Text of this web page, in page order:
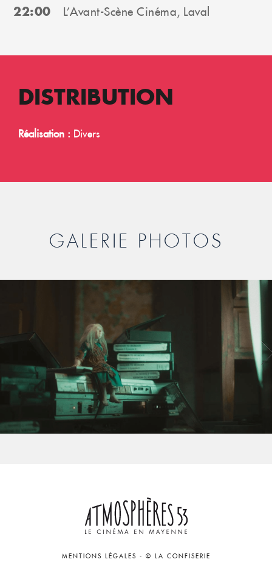
22:00 L’Avant-Scène Cinéma, Laval
DISTRIBUTION
Réalisation : Divers
GALERIE PHOTOS
MENTIONS LÉGALES - © LA CONFISERIE